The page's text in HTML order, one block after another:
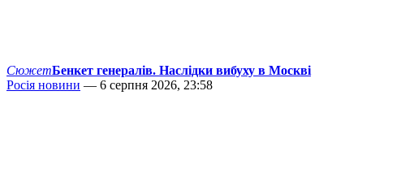
СюжетБенкет генералів. Наслідки вибуху в Москві
Росія новини — 6 серпня 2026, 23:58